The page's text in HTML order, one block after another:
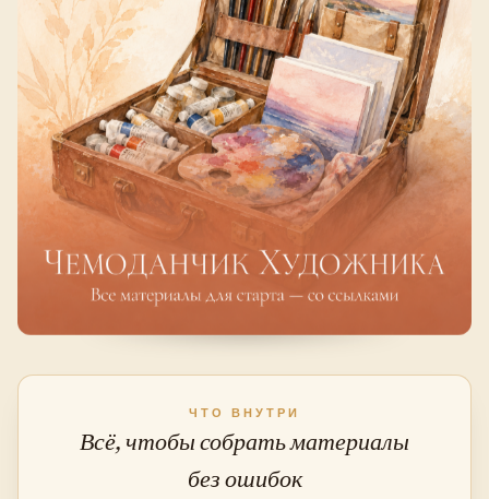
ЧТО ВНУТРИ
Всё, чтобы собрать материалы
без ошибок